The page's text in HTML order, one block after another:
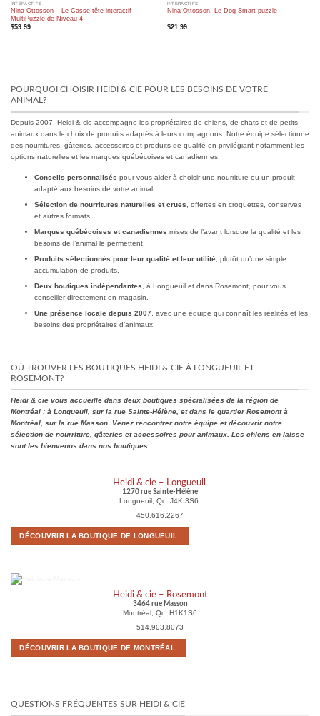
INTERACTIFS
Nina Ottosson – Le Casse-tête interactif
MultiPuzzle de Niveau 4
$59.99
INTERACTIFS
Nina Ottosson, Le Dog Smart puzzle
$21.99
POURQUOI CHOISIR HEIDI & CIE POUR LES BESOINS DE VOTRE
ANIMAL?
Depuis 2007, Heidi & cie accompagne les propriétaires de chiens, de chats et de petits
animaux dans le choix de produits adaptés à leurs compagnons. Notre équipe sélectionne
des nourritures, gâteries, accessoires et produits de qualité en privilégiant notamment les
options naturelles et les marques québécoises et canadiennes.
Conseils personnalisés pour vous aider à choisir une nourriture ou un produit
adapté aux besoins de votre animal.
Sélection de nourritures naturelles et crues , offertes en croquettes, conserves
et autres formats.
Marques québécoises et canadiennes mises de l’avant lorsque la qualité et les
besoins de l’animal le permettent.
Produits sélectionnés pour leur qualité et leur utilité , plutôt qu’une simple
accumulation de produits.
Deux boutiques indépendantes , à Longueuil et dans Rosemont, pour vous
conseiller directement en magasin.
Une présence locale depuis 2007 , avec une équipe qui connaît les réalités et les
besoins des propriétaires d’animaux.
OÙ TROUVER LES BOUTIQUES HEIDI & CIE À LONGUEUIL ET
ROSEMONT?
Heidi & cie vous accueille dans deux boutiques spécialisées de la région de
Montréal : à Longueuil, sur la rue Sainte-Hélène, et dans le quartier Rosemont à
Montréal, sur la rue Masson. Venez rencontrer notre équipe et découvrir notre
sélection de nourriture, gâteries et accessoires pour animaux. Les chiens en laisse
sont les bienvenus dans nos boutiques.
Heidi & cie – Longueuil
1270 rue Sainte-Hélène
Longueuil, Qc. J4K 3S6
450.616.2267
DÉCOUVRIR LA BOUTIQUE DE LONGUEUIL
Heidi & cie – Rosemont
3464 rue Masson
Montréal, Qc. H1K1S6
514.903.8073
DÉCOUVRIR LA BOUTIQUE DE MONTRÉAL
QUESTIONS FRÉQUENTES SUR HEIDI & CIE